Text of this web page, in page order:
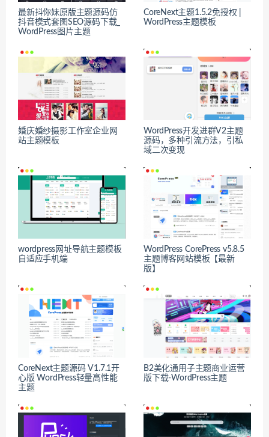
最新抖你妹原版主题源码仿
抖音模式套图SEO源码下载_
WordPress图片主题
CoreNext主题1.5.2免授权 |
WordPress主题模板
婚庆婚纱摄影工作室企业网
站主题模板
WordPress开发进群V2主题
源码，多种引流方法，引私
域二次变现
wordpress网址导航主题模板
自适应手机端
WordPress CorePress v5.8.5
主题博客网站模板【最新
版】
CoreNext主题源码 V1.7.1开
心版 WordPress轻量高性能
主题
B2美化通用子主题商业运营
版下载-WordPress主题